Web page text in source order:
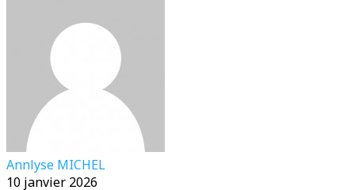
Annlyse MICHEL
10 janvier 2026